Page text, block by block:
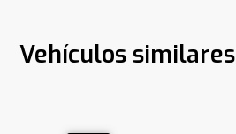
Vehículos similares